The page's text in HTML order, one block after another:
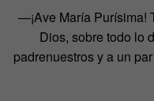
—¡Ave María Purísima!
Dios, sobre todo lo
padrenuestros y a un